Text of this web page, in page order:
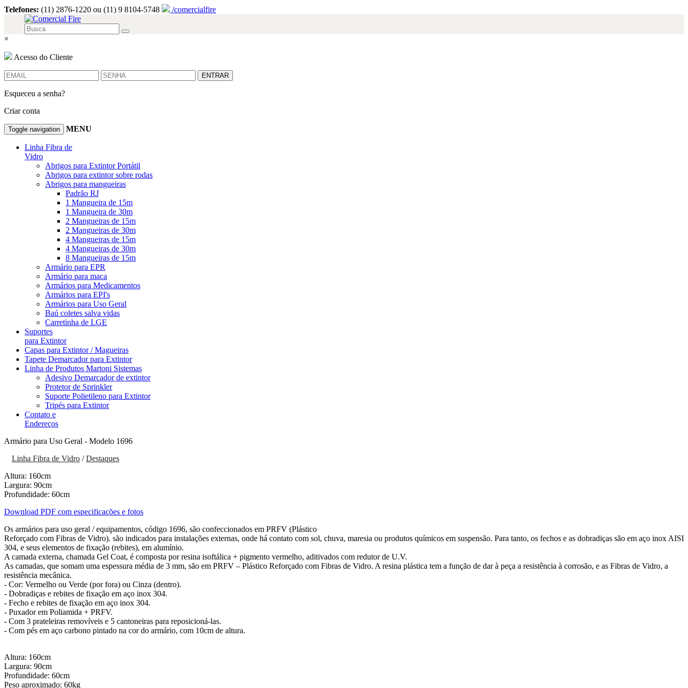
Telefones: (11) 2876-1220 ou (11) 9 8104-5748 /comercialfire
×
Acesso do Cliente
ENTRAR
Esqueceu a senha?
Criar conta
Toggle navigation MENU
Linha Fibra de
Vidro
Abrigos para Extintor Portátil
Abrigos para extintor sobre rodas
Abrigos para mangueiras
Padrão RJ
1 Mangueira de 15m
1 Mangueira de 30m
2 Mangueiras de 15m
2 Mangueiras de 30m
4 Mangueiras de 15m
4 Mangueiras de 30m
8 Mangueiras de 15m
Armário para EPR
Armário para maca
Armários para Medicamentos
Armários para EPI's
Armários para Uso Geral
Baú coletes salva vidas
Carretinha de LGE
Suportes
para Extintor
Capas para Extintor / Magueiras
Tapete Demarcador para Extintor
Linha de Produtos Martoni Sistemas
Adesivo Demarcador de extintor
Protetor de Sprinkler
Suporte Polietileno para Extintor
Tripés para Extintor
Contato e
Endereços
Armário para Uso Geral - Modelo 1696
Linha Fibra de Vidro /Destaques
Altura: 160cm
Largura: 90cm
Profundidade: 60cm
Download PDF com especificações e fotos
Os armários para uso geral / equipamentos, código 1696, são confeccionados em PRFV (Plástico
Reforçado com Fibras de Vidro). são indicados para instalações externas, onde há contato com sol, chuva, maresia ou produtos químicos em suspensão. Para tanto, os fechos e as dobradiças são em aço inox AISI
304, e seus elementos de fixação (rebites), em alumínio.
A camada externa, chamada Gel Coat, é composta por resina isoftálica + pigmento vermelho, aditivados com redutor de U.V.
As camadas, que somam uma espessura média de 3 mm, são em PRFV – Plástico Reforçado com Fibras de Vidro. A resina plástica tem a função de dar à peça a resistência à corrosão, e as Fibras de Vidro, a
resistência mecânica.
- Cor: Vermelho ou Verde (por fora) ou Cinza (dentro).
- Dobradiças e rebites de fixação em aço inox 304.
- Fecho e rebites de fixação em aço inox 304.
- Puxador em Poliamida + PRFV.
- Com 3 prateleiras removíveis e 5 cantoneiras para reposicioná-las.
- Com pés em aço carbono pintado na cor do armário, com 10cm de altura.
Altura: 160cm
Largura: 90cm
Profundidade: 60cm
Peso aproximado: 60kg